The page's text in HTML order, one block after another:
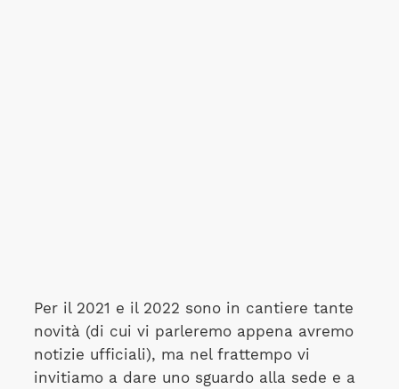
Per il 2021 e il 2022 sono in cantiere tante
novità (di cui vi parleremo appena avremo
notizie ufficiali), ma nel frattempo vi
invitiamo a dare uno sguardo alla sede e a